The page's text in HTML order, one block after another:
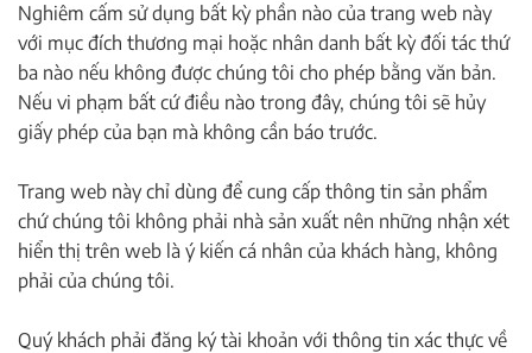
Nghiêm cấm sử dụng bất kỳ phần nào của trang web này
với mục đích thương mại hoặc nhân danh bất kỳ đối tác thứ
ba nào nếu không được chúng tôi cho phép bằng văn bản.
Nếu vi phạm bất cứ điều nào trong đây, chúng tôi sẽ hủy
giấy phép của bạn mà không cần báo trước.
Trang web này chỉ dùng để cung cấp thông tin sản phẩm
chứ chúng tôi không phải nhà sản xuất nên những nhận xét
hiển thị trên web là ý kiến cá nhân của khách hàng, không
phải của chúng tôi.
Quý khách phải đăng ký tài khoản với thông tin xác thực về